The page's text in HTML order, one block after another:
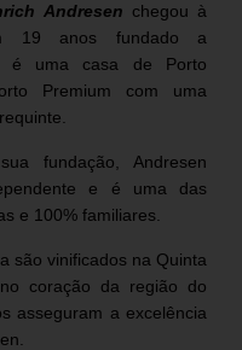
Andresen chegou à
19 anos fundado a
é uma casa de Porto
Premium com uma
fundação, Andresen
e é uma das
e 100% familiares.
são vinificados na Quinta
coração da região do
asseguram a excelência